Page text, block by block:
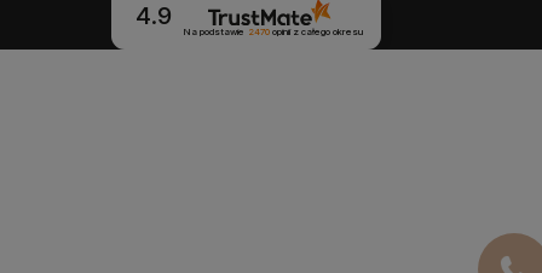
4.9
Na podstawie 2470opinii z całego okresu